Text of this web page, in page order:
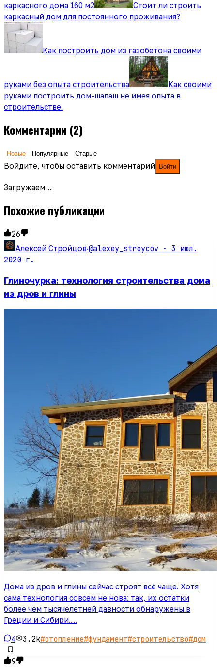
каркасного дома 160 м2
Стоит ли строить
каркасный дом для постоянного проживания?
Как построить дом из газобетона своими
руками без опыта строительства
Как своими
руками построить дом-шалаш не имея опыта в
строительстве.
Комментарии (2)
Новые Популярные Старые
Войдите, чтобы оставить комментарий Войти
Загружаем…
Похожие публикации
26
Алексей Стройцов·@alexey_stroycov · 3 июл.
2020 г.
Глиночурка: технология строительства дома
из дров и глины
Дома из дров и глины сейчас строят всё чаще. Хотя
сама технология совсем не нова: так, их остатки
более чем тысячелетней давности обнаружены в
Греции и Сибири.…
4 3.2k#отопление#фундамент#строительство#дом
9